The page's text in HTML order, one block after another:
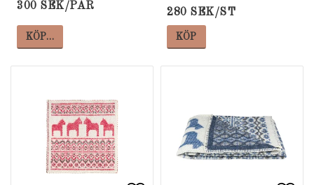
300 SEK/PAR
KÖP…
280 SEK/ST
KÖP